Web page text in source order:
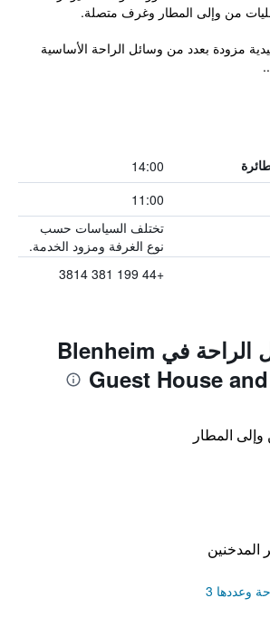
نقليات من وإلى المطار وغرف متصلة.
6 غرف تقليدية مزودة بعدد من وسائل الراحة الأساسية
14:00
11:00
تختلف السياسات حسب
نوع الغرفة ومزود الخدمة.
+44 199 381 3814
المزايا ووسائل الراحة في Blenheim
Guest House
المطار
المدخنين
وعددها 3